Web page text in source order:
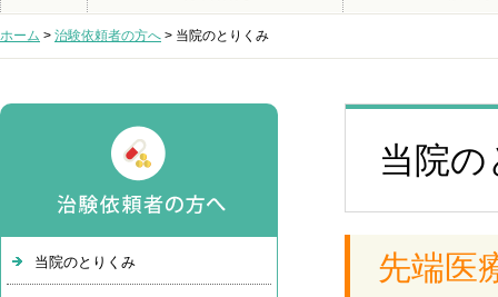
ホーム > 治験依頼者の方へ > 当院のとりくみ
当院のとりくみ
当院
先端医